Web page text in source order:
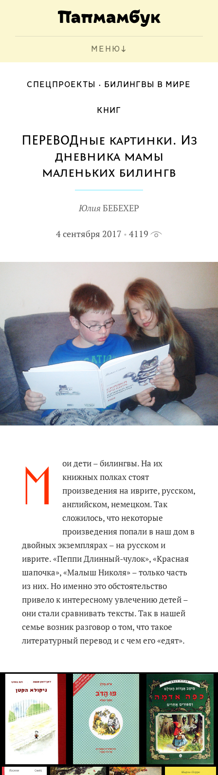
МЕНЮ
СПЕЦПРОЕКТЫ БИЛИНГВЫ В МИРЕ
КНИГ
ПЕРЕВОДные картинки. Из
дневника мамы
маленьких билингв
Юлия БЕБЕХЕР
4 сентября 2017 4119
М
ои дети – билингвы. На их
книжных полках стоят
произведения на иврите, русском,
английском, немецком. Так
сложилось, что некоторые
произведения попали в наш дом в
двойных экземплярах – на русском и
иврите. «Пеппи Длинный-чулок», «Красная
шапочка», «Малыш Николя» – только часть
из них. Но именно это обстоятельство
привело к интересному увлечению детей –
они стали сравнивать тексты. Так в нашей
семье возник разговор о том, что такое
литературный перевод и с чем его «едят».